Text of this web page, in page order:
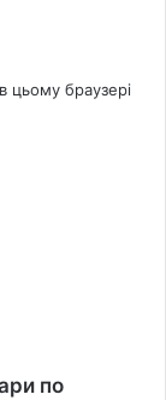
цьому браузері
по